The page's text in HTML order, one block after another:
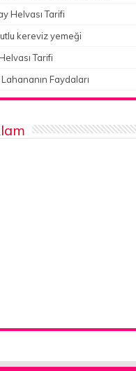
Helvası Tarifi
kereviz yemeği
Tarifi
Faydaları